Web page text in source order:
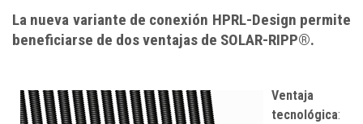
La nueva variante de conexión HPRL-Design permite
beneficiarse de dos ventajas de SOLAR-RIPP®.
Ventaja
tecnológica: